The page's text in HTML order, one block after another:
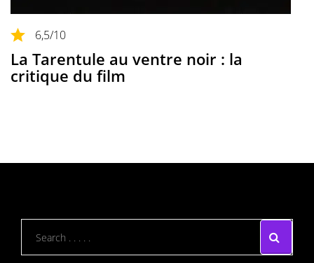
6,5/10
La Tarentule au ventre noir : la
critique du film